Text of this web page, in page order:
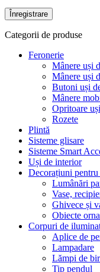
Înregistrare
Categorii de produse
Feronerie
Mânere uși
Mânere uși
Butoni uși
Mânere
Opritoare uși
Rozete
Plintă
Sisteme glisare
Sisteme Smart
Uși de interior
Decorațiuni pentru
Lumânări
Vase,
Ghivece și
Obiecte
Corpuri de
Aplice de
Lampadare
Lămpi de
Tip pendul